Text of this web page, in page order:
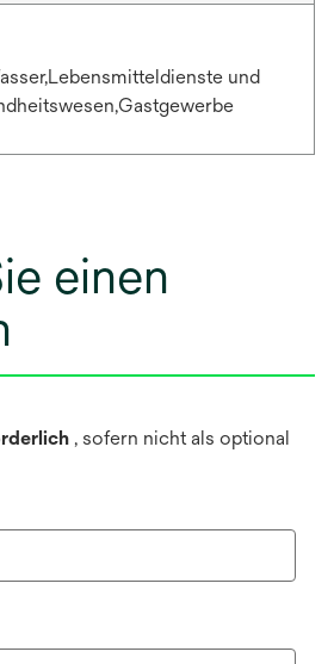
und
einen
, sofern nicht als optional